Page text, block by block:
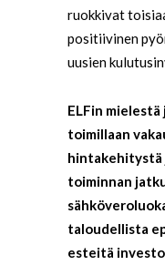
ruokkivat
positiivinen
uusien
ELFin
toimillaan
hintakehitystä
toiminnan
taloudellista
esteitä